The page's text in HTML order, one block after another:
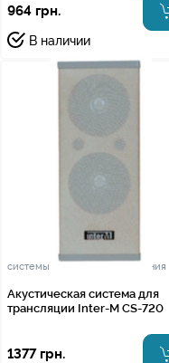
964 грн.
В наличии
системы звукового оповещения
Акустическая система для
трансляции Inter-M CS-720
1377 грн.